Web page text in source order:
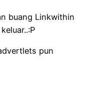
buang Linkwithin
pun